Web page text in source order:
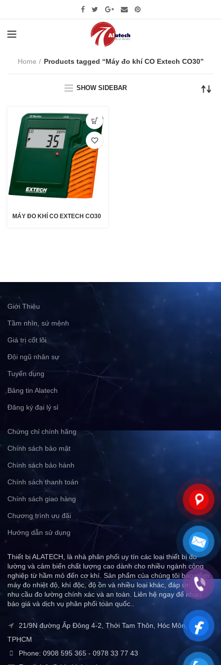
Home Products tagged “Máy đo khí CO Extech CO30”
SHOW SIDEBAR
MÁY ĐO KHÍ CO EXTECH CO30
Giới Thiệu
Tầm nhìn, sứ mệnh
Giá trị cốt lõi
Đội ngũ nhân sự
Tuyển dụng
Bảng tin Alatech
Đăng ký đại lý sỉ
Chứng chỉ chính hãng
Chính sách bảo mật
Chính sách bảo hành
Chính sách thanh toán
Chính sách giao hàng
Chương trình ưu đãi
Hướng dẫn sử dụng
Thiết bị ALATECH, là nhà phân phối uy tín các loại thiết bị đo
lường và cảm biến chất lượng cao dành cho nhiều ngành công
nghiệp từ hầm mỏ đến cơ khí. Sản phẩm của chúng tôi bao gồm
máy đo nhiệt độ, khí độc, độ ồn và nhiều loại khác, đáp ứng mọi
nhu cầu đo lường chính xác và an toàn. Liên hệ ngay để nhận
báo giá và dịch vụ phân phối toàn quốc..
21/9N đường Ấp Đông 4-2, Thới Tam Thôn, Hóc Môn,
TPHCM
Phone: 0908 595 365 - 0978 33 77 43